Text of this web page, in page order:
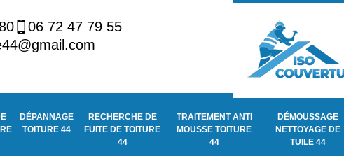
06 72 47 79 55
DÉPANNAGE
TOITURE 44
RECHERCHE DE
FUITE DE TOITURE
44
TRAITEMENT ANTI
MOUSSE TOITURE
44
DÉMOUSSAGE
NETTOYAGE DE
TUILE 44